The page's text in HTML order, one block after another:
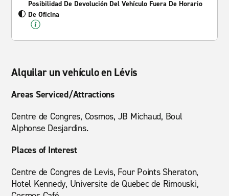
Posibilidad De Devolución Del Vehículo Fuera De Horario
De Oficina
Alquilar un vehículo en Lévis
Areas Serviced/Attractions
Centre de Congres, Cosmos, JB Michaud, Boul
Alphonse Desjardins.
Places of Interest
Centre de Congres de Levis, Four Points Sheraton,
Hotel Kennedy, Universite de Quebec de Rimouski,